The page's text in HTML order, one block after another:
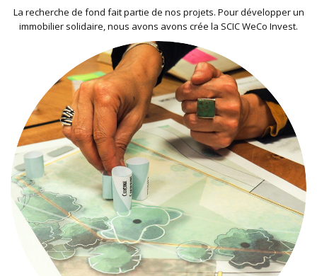
La recherche de fond fait partie de nos projets. Pour développer un
immobilier solidaire, nous avons avons crée la SCIC WeCo Invest.